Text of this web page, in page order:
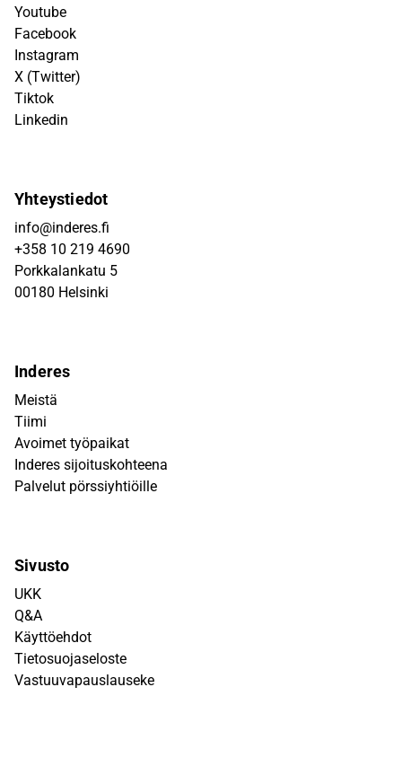
Youtube
Facebook
Instagram
X (Twitter)
Tiktok
Linkedin
Yhteystiedot
info@inderes.fi
+358 10 219 4690
Porkkalankatu 5
00180 Helsinki
Inderes
Meistä
Tiimi
Avoimet työpaikat
Inderes sijoituskohteena
Palvelut pörssiyhtiöille
Sivusto
UKK
Q&A
Käyttöehdot
Tietosuojaseloste
Vastuuvapauslauseke